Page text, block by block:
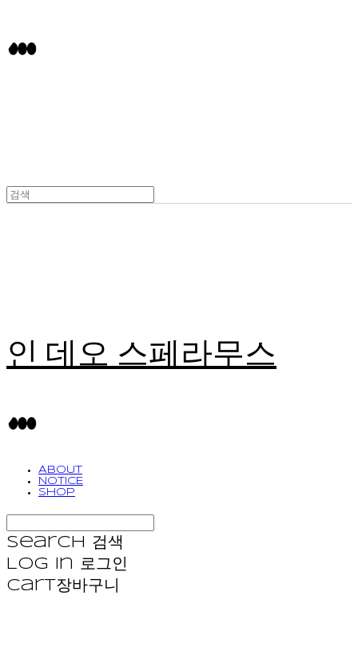
인 데오 스페라무스
ABOUT
NOTICE
SHOP
Search
검색
Log In 로그인
Cart장바구니